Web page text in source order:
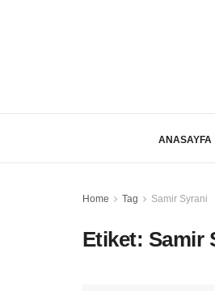
ANASAYFA
Home Tag Samir Syrani
Etiket: Samir